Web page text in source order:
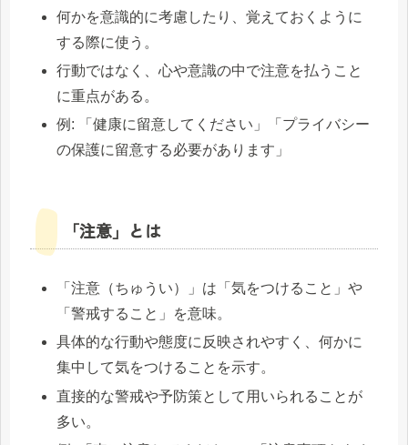
何かを意識的に考慮したり、覚えておくように
する際に使う。
行動ではなく、心や意識の中で注意を払うこと
に重点がある。
例: 「健康に留意してください」「プライバシー
の保護に留意する必要があります」
「注意」とは
「注意（ちゅうい）」は「気をつけること」や
「警戒すること」を意味。
具体的な行動や態度に反映されやすく、何かに
集中して気をつけることを示す。
直接的な警戒や予防策として用いられることが
多い。